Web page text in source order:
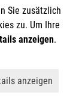
| Datenschutz
Sie zusätzlich
zu. Um Ihre
anzeigen.
ab
anzeigen